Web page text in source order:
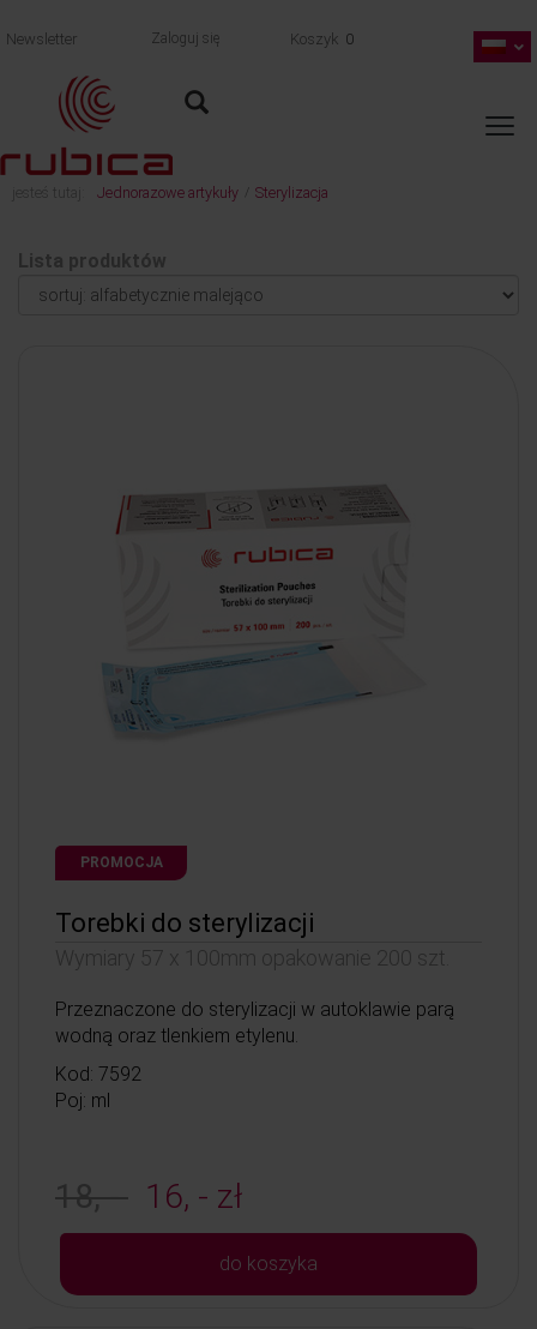
Newsletter Zaloguj się Koszyk 0
jesteś tutaj: Jednorazowe artykuły Sterylizacja
Lista produktów
PROMOCJA
Torebki do sterylizacji
Wymiary 57 x 100mm opakowanie 200 szt.
Przeznaczone do sterylizacji w autoklawie parą
wodną oraz tlenkiem etylenu.
Kod: 7592
Poj: ml
18, - 16, - zł
do koszyka